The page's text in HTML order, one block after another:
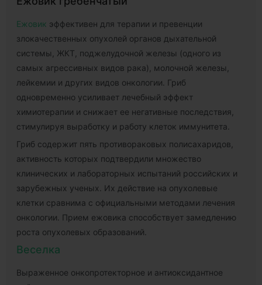
Ежовик эффективен для терапии и превенции
злокачественных опухолей органов дыхательной
системы, ЖКТ, поджелудочной железы (одного из
самых агрессивных видов рака), молочной железы,
лейкемии и других видов онкологии. Гриб
одновременно усиливает лечебный эффект
химиотерапии и снижает ее негативные последствия,
стимулируя выработку и работу клеток иммунитета.
Гриб содержит пять противораковых полисахаридов,
активность которых подтвердили множество
клинических и лабораторных испытаний российских и
зарубежных ученых. Их действие на опухолевые
клетки сравнима с официальными методами лечения
онкологии. Прием ежовика способствует замедлению
роста опухолевых образований.
Веселка
Выраженное онкопротекторное и антиоксидантное